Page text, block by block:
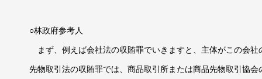
○林政府参考人
まず、例えば会社法の収賄罪でいきますと、主体がこの会
先物取引法の収賄罪では、商品取引所または商品先物取引協